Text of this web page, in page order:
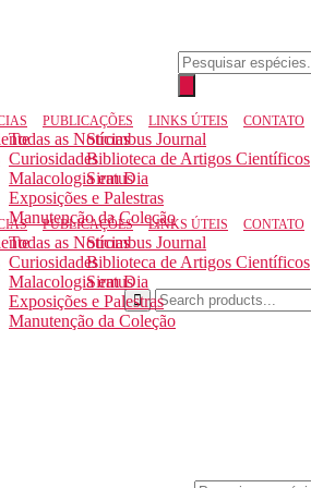
Pesquisar
produtos
Todas as Notícias
Curiosidades
Malacologia em Dia
Exposições e Palestras
Manutenção da Coleção
PUBLICAÇÕES
Strombus Journal
Biblioteca de Artigos Científicos
Siratus
LINKS ÚTEIS CONTATO
Todas as Notícias
Curiosidades
Malacologia em Dia
Exposições e Palestras
Manutenção da Coleção
PUBLICAÇÕES
Strombus Journal
Biblioteca de Artigos Científicos
Siratus
LINKS ÚTEIS CONTATO